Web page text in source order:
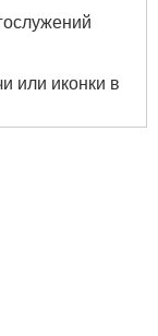
или иконки в